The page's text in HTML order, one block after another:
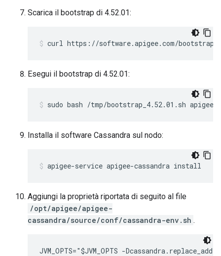
Scarica il bootstrap di 4.52.01:
curl https://software.apigee.com/
Esegui il bootstrap di 4.52.01:
sudo bash /tmp/bootstrap_4.52.01.sh
Installa il software Cassandra sul nodo:
apigee-service apigee-cassandra install
Aggiungi la proprietà riportata di seguito al file
/opt/apigee/apigee-
cassandra/source/conf/cassandra-env.sh .
JVM_OPTS="$JVM_OPTS -